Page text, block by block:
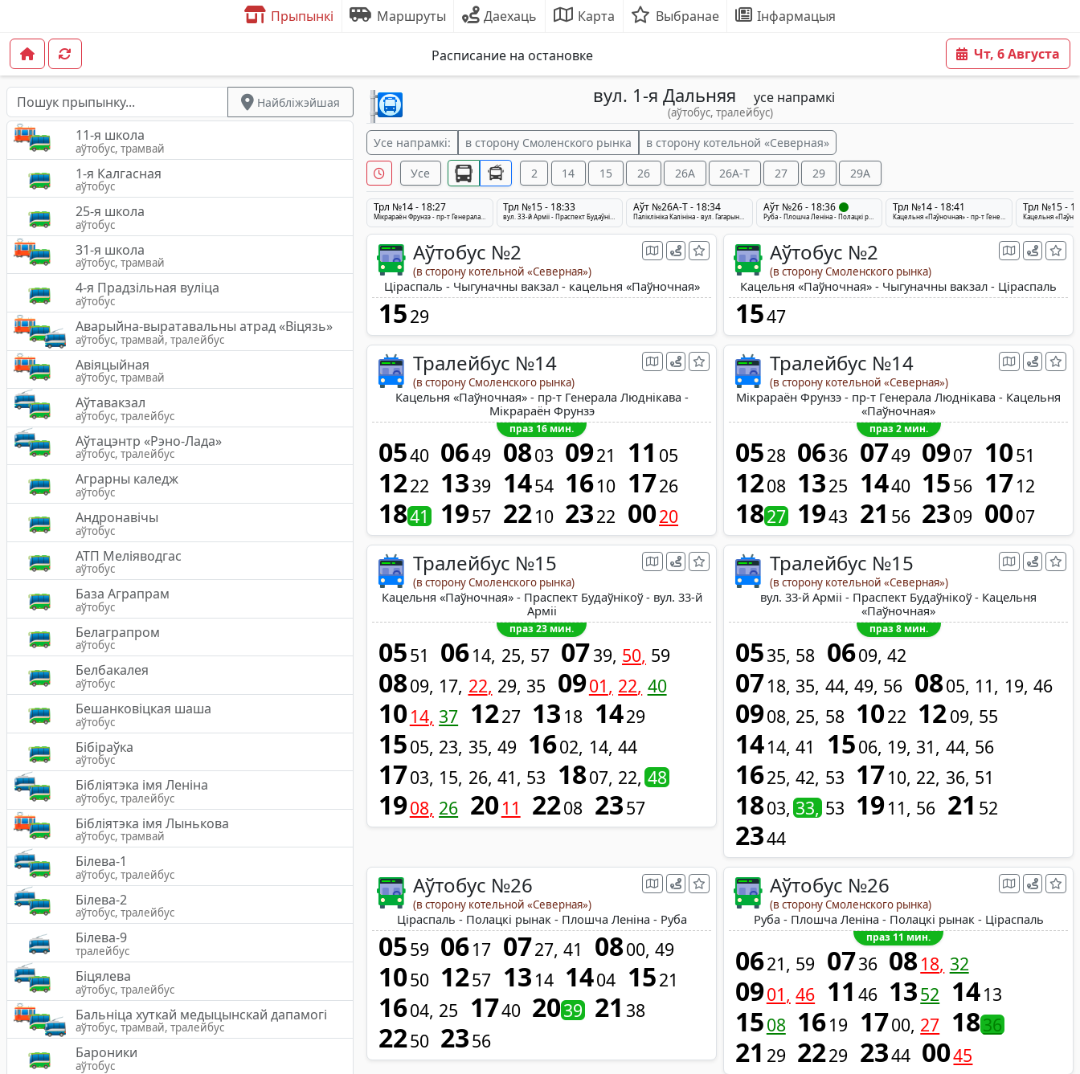
Прыпынкі Маршруты Даехаць Карта Выбранае Інфармацыя
Расписание на остановке Чт, 6 Августа
Найбліжэйшая
11-я школа
аўтобус, трамвай
1-я Калгасная
аўтобус
25-я школа
аўтобус
31-я школа
аўтобус, трамвай
4-я Прадзільная вуліца
аўтобус
Аварыйна-выратавальны атрад «Вiцязь»
аўтобус, трамвай, тралейбус
Авіяцыйная
аўтобус, трамвай
Аўтавакзал
аўтобус, тралейбус
Аўтацэнтр «Рэно-Лада»
аўтобус, тралейбус
Аграрны каледж
аўтобус
Андронавічы
аўтобус
АТП Меліяводгас
аўтобус
База Аграпрам
аўтобус
Белаграпром
аўтобус
Белбакалея
аўтобус
Бешанковіцкая шаша
аўтобус
Бібіраўка
аўтобус
Бібліятэка імя Леніна
аўтобус, тралейбус
Бібліятэка імя Лынькова
аўтобус, трамвай
Білева-1
аўтобус, тралейбус
Білева-2
аўтобус, тралейбус
Білева-9
тралейбус
Біцялева
аўтобус, тралейбус
Бальніца хуткай медыцынскай дапамогі
аўтобус, трамвай, тралейбус
Бароники
аўтобус
вул. 1-я Дальняя усе напрамкі
(аўтобус, тралейбус)
Усе напрамкі: в сторону Смоленского рынка в сторону котельной «Северная»
Усе 2 14 15 26 26A 26A-Т 27 29 29A
Трл №14 - 18:27
Мікрараён Фрунзэ - пр-т Генерала Люднікава - Кацельня «Паўночная»
Трл №15 - 18:33 Аўт №26A-Т - 18:34
Паліклініка Калініна - вул. Гагарына - Вярхоўе
Аўт №26 - 18:36
Руба - Плошча Леніна - Полацкі рынак - Ціраспаль
Трл №14 - 18:41 Трл №15 -
Аўтобус №2
(в сторону котельной «Северная»)
Ціраспаль - Чыгуначны вакзал - кацельня «Паўночная»
1529
Аўтобус №2
(в сторону Смоленского рынка)
Кацельня «Паўночная» - Чыгуначны вакзал - Ціраспаль
1547
Тралейбус №14
(в сторону Смоленского рынка)
Кацельня «Паўночная» - пр-т Генерала Люднікава -
Мікрараён Фрунзэ
праз 16 мин.
0540 0649 0803 0921 11 05
1222 1339 1454 1610 1726
1841 1957 2210 2322 0020
Тралейбус №14
(в сторону котельной «Северная»)
Мікрараён Фрунзэ - пр-т Генерала Люднікава - Кацельня
«Паўночная»
праз 2 мин.
0528 0636 0749 0907 1051
1208 1325 1440 1556 1712
1827 1943 21 56 2309 0007
Тралейбус №15
(в сторону Смоленского рынка)
Кацельня «Паўночная» - Праспект Будаўнікоў - вул. 33-й
Арміі
праз 23 мин.
0551 0614 25 57 0739 50 59
0809 17 22 29 35 0901 22 40
1014 37 1227 13 18 1429
1505 23 35 49 1602 14 44
1703 15 26 41 53 1807 22 48
1908 26 2011 2208 2357
Тралейбус №15
(в сторону котельной «Северная»)
вул. 33-й Арміі - Праспект Будаўнікоў - Кацельня
«Паўночная»
праз 8 мин.
0535 58 0609 42
0718 35 44 49 56 0805 11 19 46
0908 25 58 1022 1209 55
1414 41 1506 19 31 44 56
1625 42 53 1710 22 36 51
1803 33 53 1911 56 21 52
2344
Аўтобус №26
(в сторону котельной «Северная»)
Ціраспаль - Полацкі рынак - Плошча Леніна - Руба
0559 0617 0727 41 0800 49
1050 1257 13 14 1404 1521
1604 25 1740 2039 21 38
2250 2356
Аўтобус №26
(в сторону Смоленского рынка)
Руба - Плошча Леніна - Полацкі рынак - Ціраспаль
праз 11 мин.
0621 59 0736 0818 32
0901 46 11 46 1352 1413
1508 1619 1700 27 1836
21 29 2229 2344 0045